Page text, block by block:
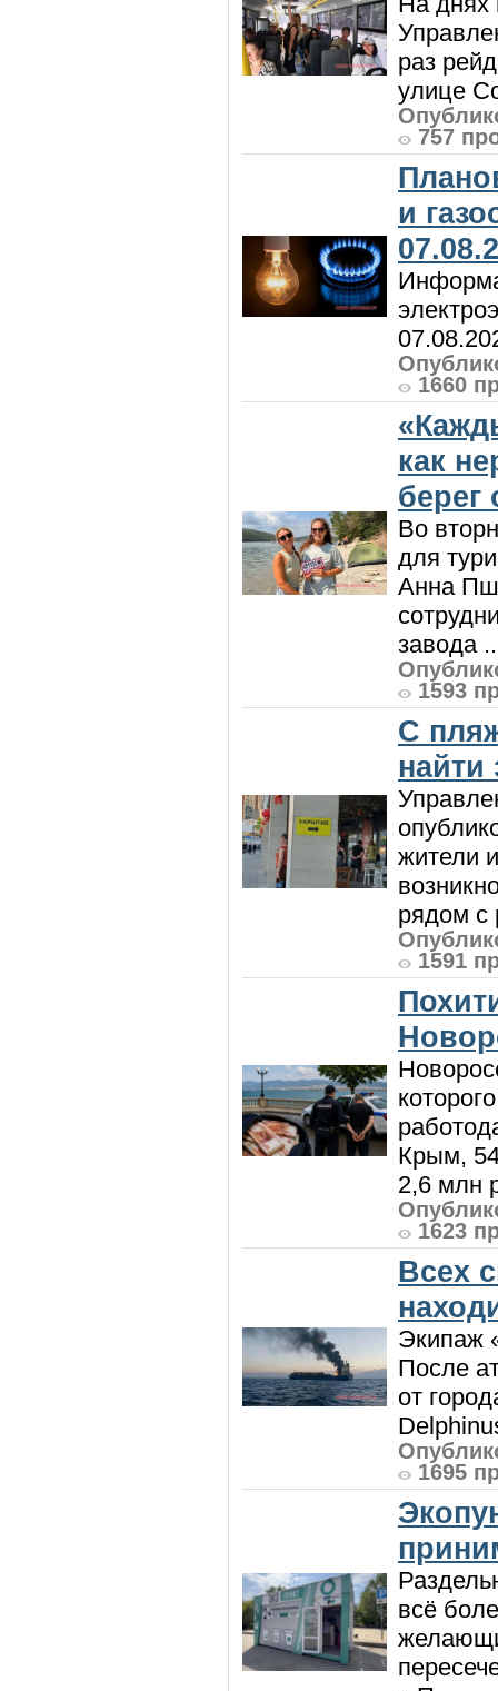
раз
улице
757
и
1660
как
берег
Во
для
Анна
завода
1593
С
жители
рядом с
1591
Крым,
2,6 млн
1623
Всех
Экипаж
После
от
1695
всё